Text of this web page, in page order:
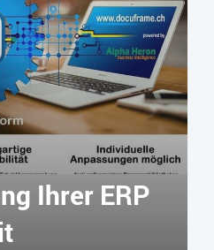
FÜHRUNG MARKETING
PROJEKTMANAGEMENT
SMART WORK
MEDIA
SOFTWAREENTWICKLUNG
Ihrer ERP